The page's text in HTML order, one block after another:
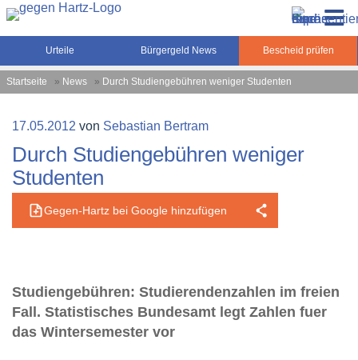
Zum
Inhalt
springen
Gegen-Hartz.de – Sozialrecht, Rente, Pflege und
Urteile, News und Ratgeber rund um das Sozialrecht,
Grundsicherung und Rente
Urteile Bürgergeld News Bescheid prüfen
Startseite » News » Durch Studiengebühren weniger Studenten
Veröffentlicht
17.05.2012 von Sebastian Bertram
Durch Studiengebühren weniger
Studenten
Gegen-Hartz bei Google hinzufügen
Studiengebühren: Studierendenzahlen im freien
Fall. Statistisches Bundesamt legt Zahlen fuer
das Wintersemester vor